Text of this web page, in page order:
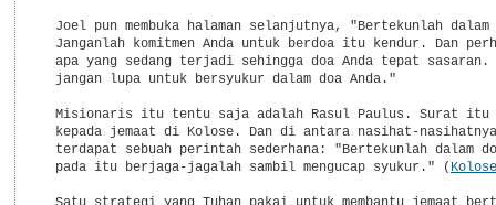
Joel pun membuka halaman selanjutnya, "Bertekunlah dalam
Janganlah komitmen Anda untuk berdoa itu kendur. Dan
apa yang sedang terjadi sehingga doa Anda tepat sasaran.
  jangan lupa untuk bersyukur dalam doa Anda."
Misionaris itu tentu saja adalah Rasul Paulus. Surat itu
kepada jemaat di Kolose. Dan di antara nasihat-
terdapat sebuah perintah sederhana: "Bertekunlah dalam
  pada itu berjaga-jagalah sambil mengucap syukur." (